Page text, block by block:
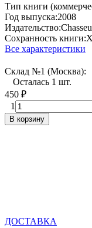
Тип книги
Год выпуска:2008
Издательство:
Сохранность книги:
Все характеристики
Склад №1 (Москва):
Осталась 1 шт.
450 ₽
1
В корзину
ДОСТАВКА